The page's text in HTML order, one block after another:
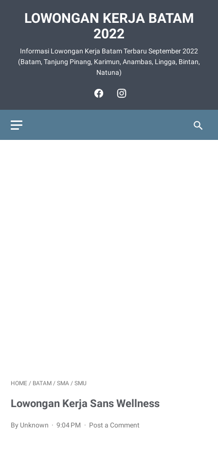
LOWONGAN KERJA BATAM
2022
Informasi Lowongan Kerja Batam Terbaru September 2022
(Batam, Tanjung Pinang, Karimun, Anambas, Lingga, Bintan,
Natuna)
HOME / BATAM / SMA / SMU
Lowongan Kerja Sans Wellness
By Unknown 9:04 PM Post a Comment